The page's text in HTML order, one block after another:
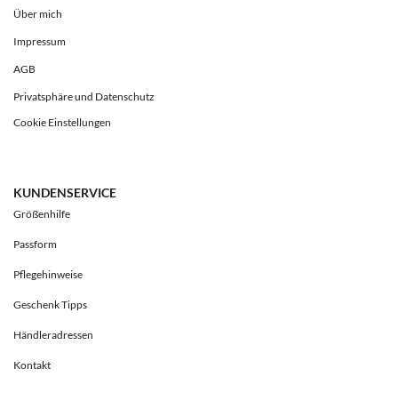
Über mich
Impressum
AGB
Privatsphäre und Datenschutz
Cookie Einstellungen
KUNDENSERVICE
Größenhilfe
Passform
Pflegehinweise
Geschenk Tipps
Händleradressen
Kontakt